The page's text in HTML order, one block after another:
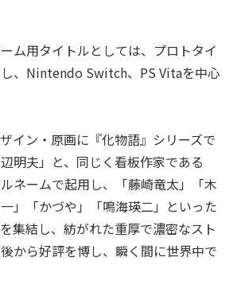
ム用タイトルとしては、プロトタイ
、Nintendo Switch、PS Vitaを中心
イン・原画に『化物語』シリーズで
明夫」と、同じく看板作家である
ルネームで起用し、「藤崎竜太」「木
」「かづや」「鳴海瑛二」といった
集結し、紡がれた重厚で濃密なスト
から好評を博し、瞬く間に世界中で